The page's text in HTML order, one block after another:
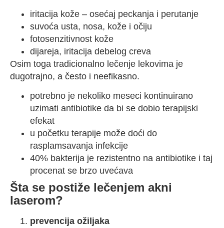
iritacija kože – osećaj peckanja i perutanje
suvoća usta, nosa, kože i očiju
fotosenzitivnost kože
dijareja, iritacija debelog creva
Osim toga tradicionalno lečenje lekovima je
dugotrajno, a često i neefikasno.
potrebno je nekoliko meseci kontinuirano
uzimati antibiotike da bi se dobio terapijski
efekat
u početku terapije može doći do
rasplamsavanja infekcije
40% bakterija je rezistentno na antibiotike i taj
procenat se brzo uvećava
Šta se postiže lečenjem akni
laserom?
prevencija ožiljaka